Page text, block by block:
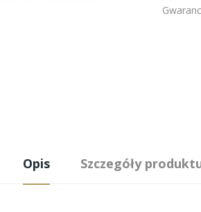
Opis Szczegóły